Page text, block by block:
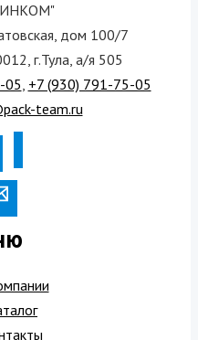
дом 100/7
г.Тула, а/я 505
05, +7 (930) 791-75-05
team.ru